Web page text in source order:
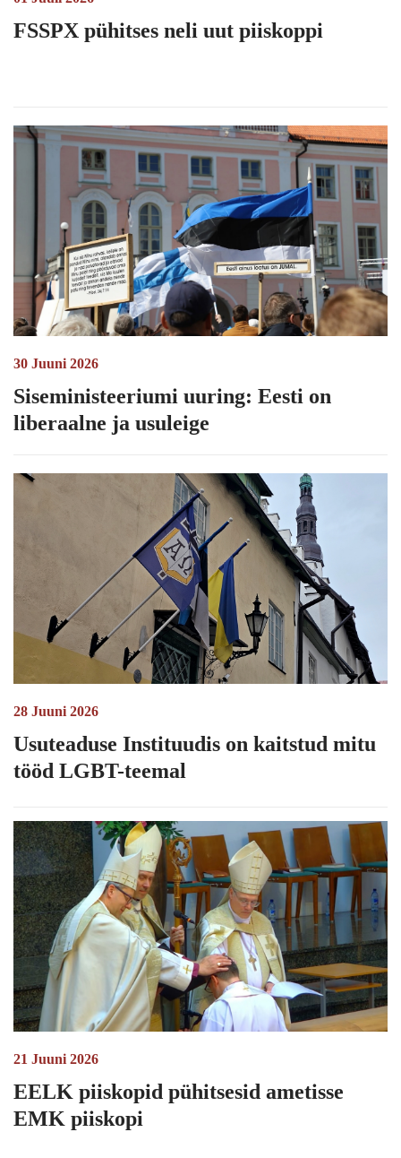
FSSPX pühitses neli uut piiskoppi
30 Juuni 2026
Siseministeeriumi uuring: Eesti on
liberaalne ja usuleige
28 Juuni 2026
Usuteaduse Instituudis on kaitstud mitu
tööd LGBT-teemal
21 Juuni 2026
EELK piiskopid pühitsesid ametisse
EMK piiskopi